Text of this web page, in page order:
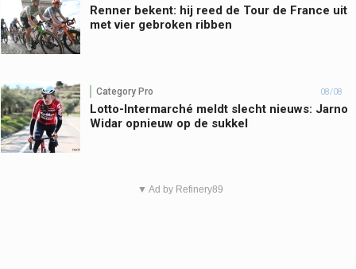
Renner bekent: hij reed de Tour de France uit
met vier gebroken ribben
Category Pro 08/08
Lotto-Intermarché meldt slecht nieuws: Jarno
Widar opnieuw op de sukkel
▼ Ad by Refinery89